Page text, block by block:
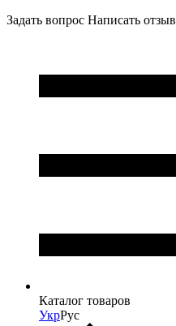
Задать вопрос Написать отзыв
Каталог товаров
УкрРус